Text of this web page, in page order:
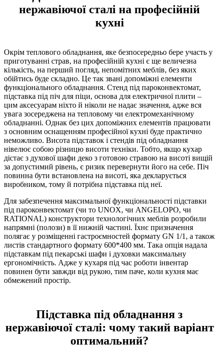
нержавіючої сталі на професійній
кухні
Окрім теплового обладнання, яке безпосередньо бере участь у
приготуванні страв, на професійній кухні є ще величезна
кількість, на перший погляд, непомітних меблів, без яких
обійтись буде складно. Це так звані допоміжні елементи
функціонального обладнання. Стенд під пароконвектомат,
підставка під піч для піци, основа для електричної плити –
цим аксесуарам ніхто й ніколи не надає значення, адже вся
увага зосереджена на тепловому чи електромеханічному
обладнанні. Однак без цих допоміжних елементів працювати
з основним оснащенням професійної кухні буде практично
неможливо. Висота підставок і стендів під обладнання
нівелює собою різницю висоти техніки. Тобто, якщо кухар
дістає з духової шафи деко з готовою стравою на висоті вищій
за допустимий рівень, є ризик перевернути його на себе. Піч
повинна бути встановлена на висоті, яка декларується
виробником, тому й потрібна підставка під неї.
Для забезпечення максимальної функціональності підставки
під пароконвектомат (чи то UNOX, чи ANGELOPO, чи
RATIONAL) конструктори технологічних меблів розробили
напрямні (полози) в її нижній частині. Їхнє призначення
полягає у розміщенні гастроємностей формату GN 1/1, а також
листів стандартного формату 600*400 мм. Така опція надала
підставкам під пекарські шафи і духовки максимальну
ергономічність. Адже у кухаря під час роботи інвентар
повинен бути завжди від рукою, тим паче, коли кухня має
обмежений простір.
Підставка під обладнання з
нержавіючої сталі: чому такий варіант
оптимальний?